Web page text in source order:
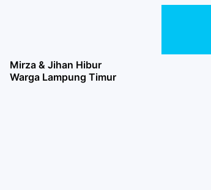
Mirza & Jihan Hibur
Warga Lampung Timur